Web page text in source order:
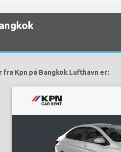
Kpn på Bangkok Lufthavn er: